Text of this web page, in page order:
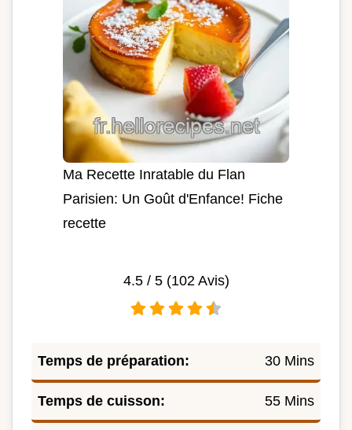
Ma Recette Inratable du Flan
Parisien: Un Goût d'Enfance! Fiche
recette
4.5/ 5 (102 Avis)
Temps de préparation: 30 Mins
Temps de cuisson: 55 Mins